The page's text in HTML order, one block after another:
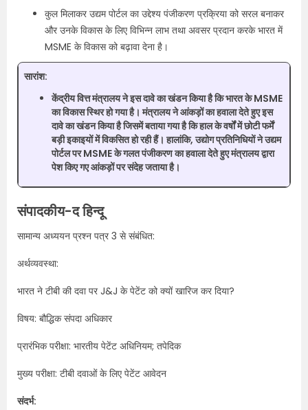
कुल मिलाकर उद्यम पोर्टल का उद्देश्य पंजीकरण प्रक्रिया को सरल बनाकर
और उनके विकास के लिए विभिन्न लाभ तथा अवसर प्रदान करके भारत में
MSME के विकास को बढ़ावा देना है।
सारांश:
केंद्रीय वित्त मंत्रालय ने इस दावे का खंडन किया है कि भारत के MSME
का विकास स्थिर हो गया है। मंत्रालय ने आंकड़ों का हवाला देते हुए इस
दावे का खंडन किया है जिसमें बताया गया है कि हाल के वर्षों में छोटी फर्में
बड़ी इकाइयों में विकसित हो रही हैं। हालांकि, उद्योग प्रतिनिधियों ने उद्यम
पोर्टल पर MSME के गलत पंजीकरण का हवाला देते हुए मंत्रालय द्वारा
पेश किए गए आंकड़ों पर संदेह जताया है।
संपादकीय-द हिन्दू
सामान्य अध्ययन प्रश्न पत्र 3 से संबंधित:
अर्थव्यवस्था:
भारत ने टीबी की दवा पर J&J के पेटेंट को क्यों खारिज कर दिया?
विषय: बौद्धिक संपदा अधिकार
प्रारंभिक परीक्षा: भारतीय पेटेंट अधिनियम; तपेदिक
मुख्य परीक्षा: टीबी दवाओं के लिए पेटेंट आवेदन
संदर्भ: